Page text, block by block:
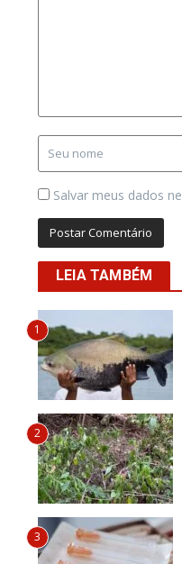
Salvar meus dados
LEIA TAMBÉM
1
2
3